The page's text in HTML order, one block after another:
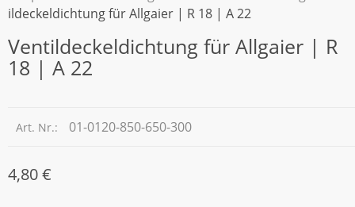
ildeckeldichtung für Allgaier | R 18 | A 22
Ventildeckeldichtung für Allgaier | R
18 | A 22
Art. Nr.: 01-0120-850-650-300
4,80€